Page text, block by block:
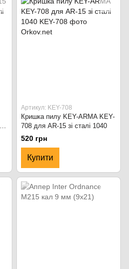
Артикул: KEY-708
Кришка пилу KEY-ARMA KEY-
708 для AR-15 зі сталі 1040
520 грн
Купити